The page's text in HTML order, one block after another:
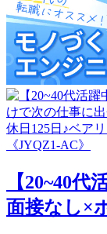
【20~40代
面接なし×